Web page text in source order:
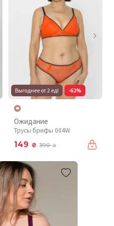
Выгоднее от 2 ед! -62%
Ожидание
Трусы брифы 004W
149 ₴ 390₴